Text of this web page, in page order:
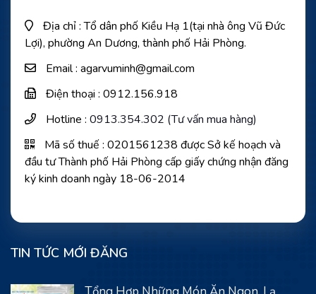
Địa chỉ : Tổ dân phố Kiều Hạ 1(tại nhà ông Vũ Đức
Lợi), phường An Dương, thành phố Hải Phòng.
Email : agarvuminh@gmail.com
Điện thoại : 0912.156.918
Hotline : 0913.354.302 (Tư vấn mua hàng)
Mã số thuế : 0201561238 được Sở kế hoạch và
đầu tư Thành phố Hải Phòng cấp giấy chứng nhận đăng
ký kinh doanh ngày 18-06-2014
TIN TỨC MỚI ĐĂNG